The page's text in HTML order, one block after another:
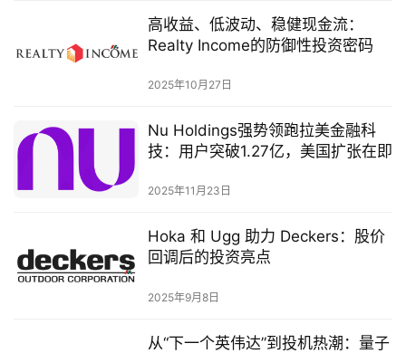
高收益、低波动、稳健现金流：
Realty Income的防御性投资密码
2025年10月27日
Nu Holdings强势领跑拉美金融科
技：用户突破1.27亿，美国扩张在即
2025年11月23日
Hoka 和 Ugg 助力 Deckers：股价
回调后的投资亮点
2025年9月8日
从“下一个英伟达”到投机热潮：量子